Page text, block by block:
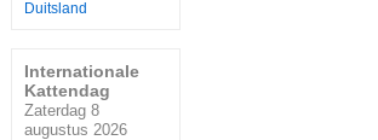
Duitsland
Internationale
Kattendag
Zaterdag 8
augustus 2026